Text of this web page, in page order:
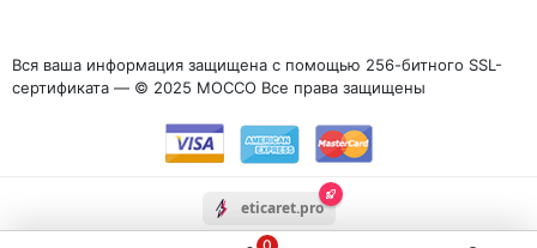
Вся ваша информация защищена с помощью 256-битного SSL-
сертификата — © 2025 MOCCO Все права защищены
eticaret.pro